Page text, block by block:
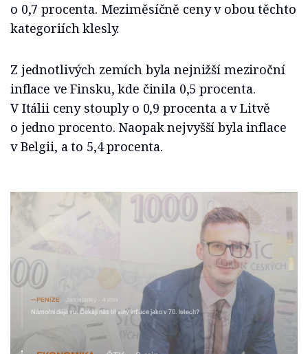
o 0,7 procenta. Meziměsíčně ceny v obou těchto
kategoriích klesly.
Z jednotlivých zemích byla nejnižší meziroční
inflace ve Finsku, kde činila 0,5 procenta.
V Itálii ceny stouply o 0,9 procenta a v Litvě
o jedno procento. Naopak nejvyšší byla inflace
v Belgii, a to 5,4 procenta.
PENÍZE
Námořní déjà vu. Čekají nás tři vlny inflace jako v 70. letech?
EKONOMIKA 2 min